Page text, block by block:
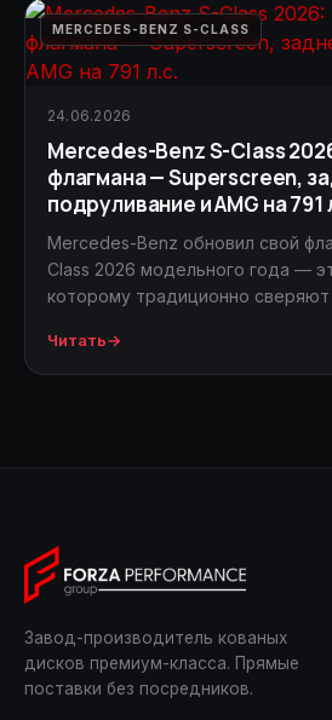
MERCEDES-BENZ S-CLASS
24.06.2026
Mercedes-Benz S-Class
флагмана — Superscreen,
подруливание и AMG на 791
Mercedes-Benz обновил свой
Class 2026 модельного года —
которому традиционно сверяют
Читать→
Завод-производитель кованых
дисков премиум-класса. Прямые
поставки без посредников.